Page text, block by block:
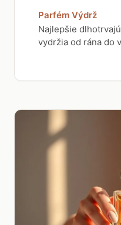
Parfém Výdrž
Najlepšie
vydržia od rána do